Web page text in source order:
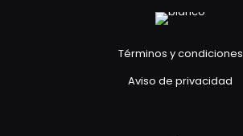
Términos y condiciones
Aviso de privacidad